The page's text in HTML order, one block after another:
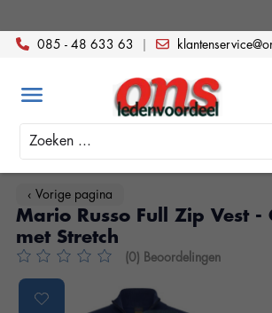
085 - 48 633 63
Zoeken
‹ Vorige pagina
Mario Russo Full Zip Vest -
met Stretch
De beoordeling van dit product is0van de 5
(0) Beoordelingen
Product image slideshow Items